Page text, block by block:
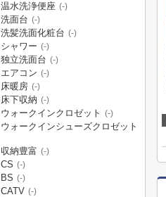
温水洗浄便座 (-)
洗面台 (-)
洗髪洗面化粧台 (-)
シャワー (-)
独立洗面台 (-)
エアコン (-)
床暖房 (-)
床下収納 (-)
ウォークインクロゼット (-)
ウォークインシューズクロゼット
収納豊富 (-)
CS (-)
BS (-)
CATV (-)